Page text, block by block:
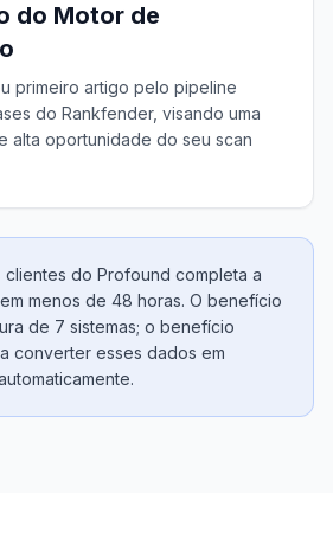
do Motor de
primeiro artigo pelo pipeline
do Rankfender, visando uma
alta oportunidade do seu scan
clientes do Profound completa a
menos de 48 horas. O benefício
de 7 sistemas; o benefício
converter esses dados em